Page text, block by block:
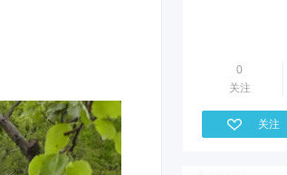
0
关注
关注